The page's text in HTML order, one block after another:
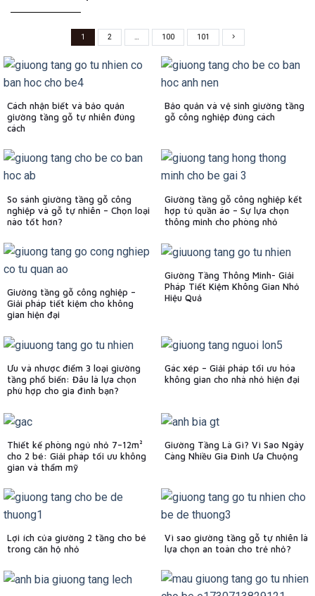
1 2 … 100 101
Cách nhận biết và bảo quản
giường tầng gỗ tự nhiên đúng
cách
Bảo quản và vệ sinh giường tầng
gỗ công nghiệp đúng cách
So sánh giường tầng gỗ công
nghiệp và gỗ tự nhiên – Chọn loại
nào tốt hơn?
Giường tầng gỗ công nghiệp kết
hợp tủ quần áo – Sự lựa chọn
thông minh cho phòng nhỏ
Giường tầng gỗ công nghiệp –
Giải pháp tiết kiệm cho không
gian hiện đại
Giường Tầng Thông Minh- Giải
Pháp Tiết Kiệm Không Gian Nhỏ
Hiệu Quả
Ưu và nhược điểm 3 loại giường
tầng phổ biến: Đâu là lựa chọn
phù hợp cho gia đình bạn?
Gác xép – Giải pháp tối ưu hóa
không gian cho nhà nhỏ hiện đại
Thiết kế phòng ngủ nhỏ 7–12m²
cho 2 bé: Giải pháp tối ưu không
gian và thẩm mỹ
Giường Tầng Là Gì? Vì Sao Ngày
Càng Nhiều Gia Đình Ưa Chuộng
Lợi ích của giường 2 tầng cho bé
trong căn hộ nhỏ
Vì sao giường tầng gỗ tự nhiên là
lựa chọn an toàn cho trẻ nhỏ?